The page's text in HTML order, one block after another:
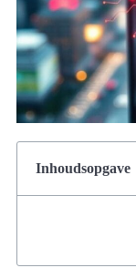
Inhoudsopgave